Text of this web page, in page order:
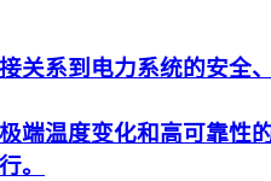
关系到电力系统的安
端温度变化和高可靠
。